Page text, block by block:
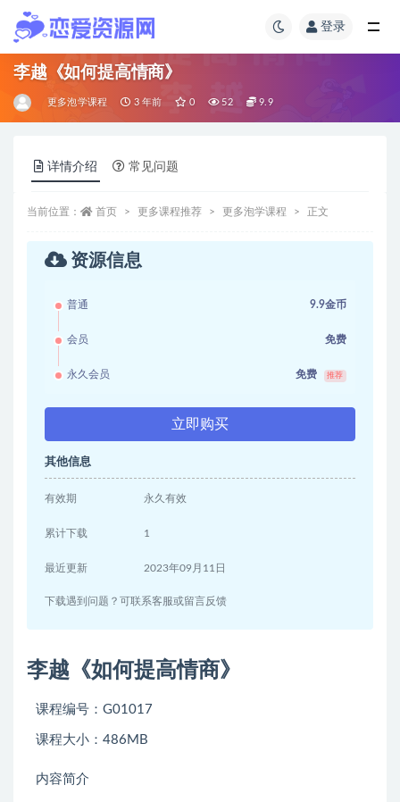
登录
李越《如何提高情商》
更多泡学课程 3 年前 0 52 9.9
详情介绍 常见问题
当前位置： 首页 更多课程推荐 更多泡学课程 正文
资源信息
普通 9.9金币
会员 免费
永久会员 免费 推荐
立即购买
其他信息
有效期 永久有效
累计下载 1
最近更新 2023年09月11日
下载遇到问题？可联系客服或留言反馈
李越《如何提高情商》
课程编号：G01017
课程大小：486MB
内容简介